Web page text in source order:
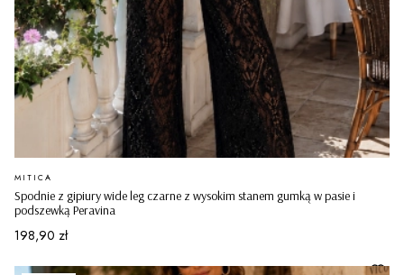
Spodnie z gipiury wide leg czarne z wysokim stanem gumką w pasie i
podszewką Peravina
PRODUCENT
MITICA
Cena
198,90 zł